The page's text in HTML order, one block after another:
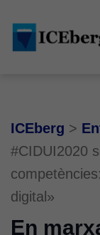
main
content
footer
ICEberg >
#CIDUI2020
digital»
En